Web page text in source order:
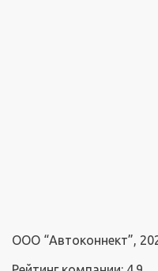
ООО “Автоконнект”,